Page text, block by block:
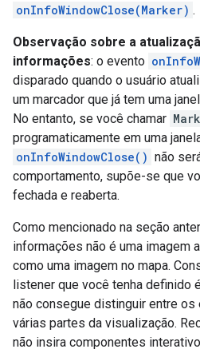
onInfoWindowClose(Marker) .
Observação sobre a
informações: o evento
disparado quando o usuário
um marcador que já tem uma
No entanto, se você chamar
programaticamente em uma
onInfoWindowClose() não
comportamento, supõe-se que
fechada e reaberta.
Como mencionado na seção
informações não é uma imagem
como uma imagem no mapa.
listener que você tenha definido
não consegue distinguir entre
várias partes da visualização.
não insira componentes